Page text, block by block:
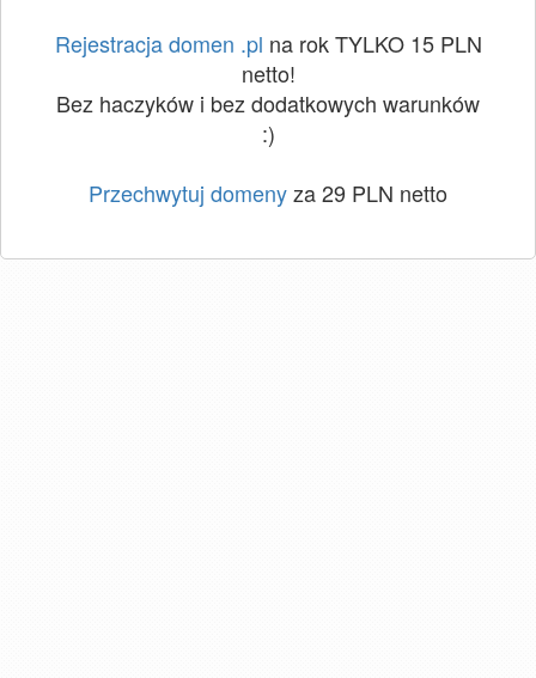
Rejestracja domen .pl na rok TYLKO 15 PLN
netto!
Bez haczyków i bez dodatkowych warunków
:)
Przechwytuj domenyza 29 PLN netto